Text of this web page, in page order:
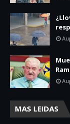
MAS LEIDAS